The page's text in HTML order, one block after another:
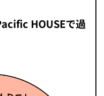
HOUSEで過